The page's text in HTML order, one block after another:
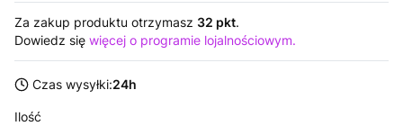
Za zakup produktu otrzymasz 32 pkt.
Dowiedz się więcej o programie lojalnościowym.
Czas wysyłki:24h
Ilość